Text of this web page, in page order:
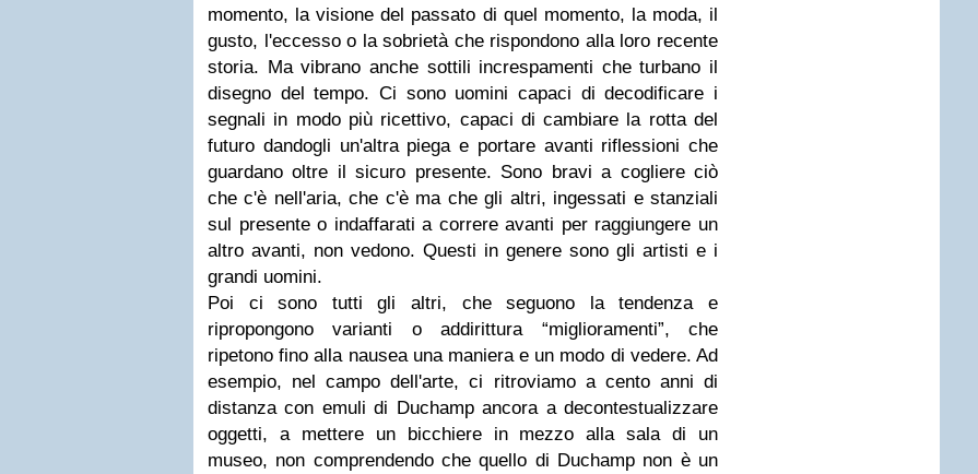
momento, la visione del passato di quel momento, la moda, il
gusto, l'eccesso o la sobrietà che rispondono alla loro recente
storia. Ma vibrano anche sottili increspamenti che turbano il
disegno del tempo. Ci sono uomini capaci di decodificare i
segnali in modo più ricettivo, capaci di cambiare la rotta del
futuro dandogli un'altra piega e portare avanti riflessioni che
guardano oltre il sicuro presente. Sono bravi a cogliere ciò
che c'è nell'aria, che c'è ma che gli altri, ingessati e stanziali
sul presente o indaffarati a correre avanti per raggiungere un
altro avanti, non vedono. Questi in genere sono gli artisti e i
grandi uomini.
Poi ci sono tutti gli altri, che seguono la tendenza e
ripropongono varianti o addirittura “miglioramenti”, che
ripetono fino alla nausea una maniera e un modo di vedere. Ad
esempio, nel campo dell'arte, ci ritroviamo a cento anni di
distanza con emuli di Duchamp ancora a decontestualizzare
oggetti, a mettere un bicchiere in mezzo alla sala di un
museo, non comprendendo che quello di Duchamp non è un